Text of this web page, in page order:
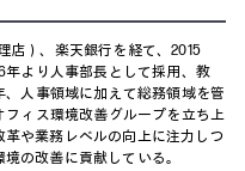
店）、楽天銀行を経て、2015
年より人事部長として採用、教
人事領域に加えて総務領域を管
フィス環境改善グループを立ち上
や業務レベルの向上に注力しつ
の改善に貢献している。